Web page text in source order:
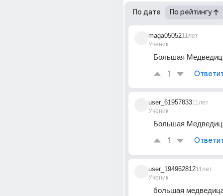
По дате По рейтингу
maga05052
Ученик
11лет
Большая
1
user_61957833
Ученик
11лет
Большая
1
user_194962812
Ученик
11лет
большая